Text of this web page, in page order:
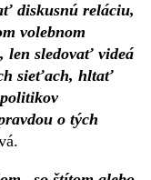
diskusnú reláciu,
volebnom
len sledovať videá
sieťach, hltať
o tých